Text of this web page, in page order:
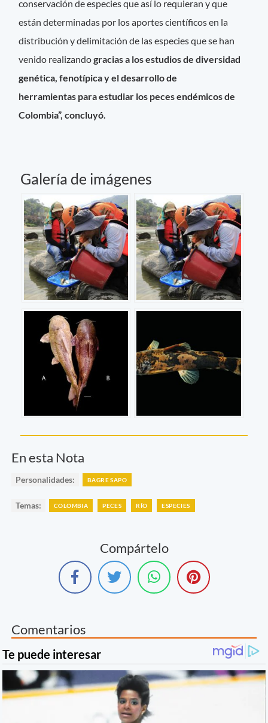
conservación de especies que así lo requieran y que
están determinadas por los aportes científicos en la
distribución y delimitación de las especies que se han
venido realizandogracias a los estudios de diversidad
genética, fenotípica y el desarrollo de
herramientas para estudiar los peces endémicos de
Colombia”, concluyó.
Galería de imágenes
En esta Nota
Personalidades: BAGRE SAPO
Temas: COLOMBIA PECES RÍO ESPECIES
Compártelo
Comentarios